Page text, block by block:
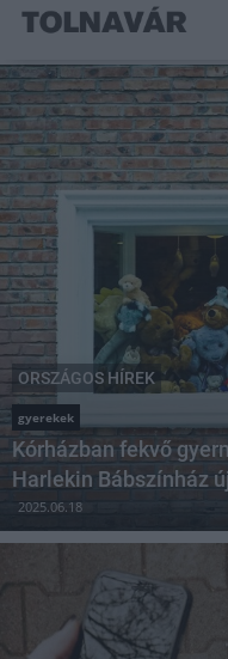
ORSZÁGOS HÍREK
gyerekek
Kórházban fekvő
Harlekin Bábszínház
2025.06.18